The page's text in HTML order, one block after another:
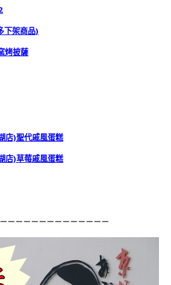
下架商品)
烤披薩
店)聖代戚風蛋糕
店)草莓戚風蛋糕
－－－－－－－－－－－－－